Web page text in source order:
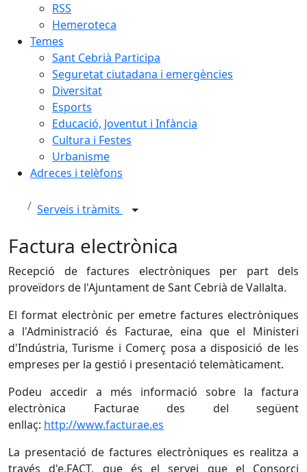
RSS
Hemeroteca
Temes
Sant Cebrià Participa
Seguretat ciutadana i emergències
Diversitat
Esports
Educació, Joventut i Infància
Cultura i Festes
Urbanisme
Adreces i telèfons
Serveis i tràmits
Factura electrònica
Recepció de factures electròniques per part dels
proveïdors de l'Ajuntament de Sant Cebrià de Vallalta.
El format electrònic per emetre factures electròniques
a l'Administració és Facturae, eina que el Ministeri
d'Indústria, Turisme i Comerç posa a disposició de les
empreses per la gestió i presentació telemàticament.
Podeu accedir a més informació sobre la factura
electrònica Facturae des del següent
enllaç: http://www.facturae.es
La presentació de factures electròniques es realitza a
través d'e.FACT, que és el servei que el Consorci